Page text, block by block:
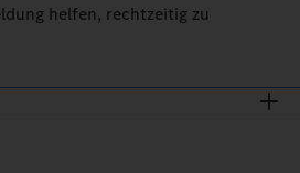
helfen, rechtzeitig zu